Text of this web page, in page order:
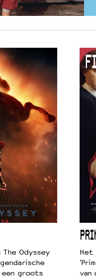
Odyssey
groots
Het
van